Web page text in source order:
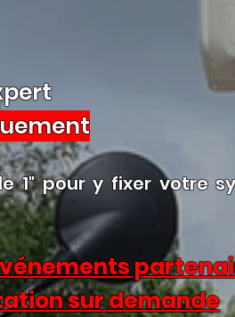
1" pour y fixer votre
sur demande